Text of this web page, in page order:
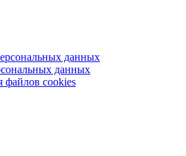
данных
данных
файлов cookies